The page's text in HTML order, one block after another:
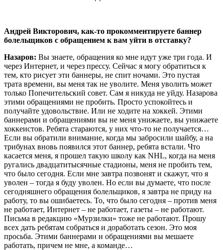
Андрей Викторович, как-то прокомментируете баннер
болельщиков с обращением к вам уйти в отставку?
Назаров: Вы знаете, обращения ко мне идут уже три года. И
через Интернет, и через прессу. Сейчас я могу обратиться к
тем, кто рисует эти баннеры, не спит ночами. Это пустая
трата времени, вы меня так не уволите. Меня уволить может
только Попечительский совет. Сам я никуда не уйду. Назарова
этими обращениями не пробить. Просто успокойтесь и
получайте удовольствие. Или не ходите на хоккей. Этими
баннерами и обращениями вы не меня унижаете, вы унижаете
хоккеистов. Ребята стараются, у них что-то не получается…
Если вы обратили внимание, когда мы забросили шайбу, а на
трибунах вновь появился этот баннер, ребята встали. Что
касается меня, я прошел такую школу как NHL, когда на меня
ругались двадцатитысячные стадионы, меня не пробить тем,
что было сегодня. Если мне завтра позвонят и скажут, что я
уволен – тогда я буду уволен. Но если вы думаете, что после
сегодняшнего обращения болельщиков, я завтра не приду на
работу, то вы ошибаетесь. То, что было сегодня – против меня
не работает, Интернет – не работает, газеты – не работают.
Письма в редакцию «Мурзилки» тоже не работают. Прошу
всех дать ребятам собраться и доработать сезон. Это моя
просьба. Этими баннерами и обращениями вы мешаете
работать, причем не мне, а команде…